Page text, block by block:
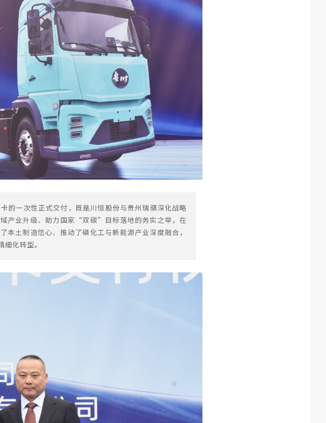
一次性正式交付，既是川恒股份与贵州瑞骐深化战略
产业升级、助力国家“双碳”目标落地的务实之举，在
土制造信心、推动了磷化工与新能源产业深度融合，
化转型。